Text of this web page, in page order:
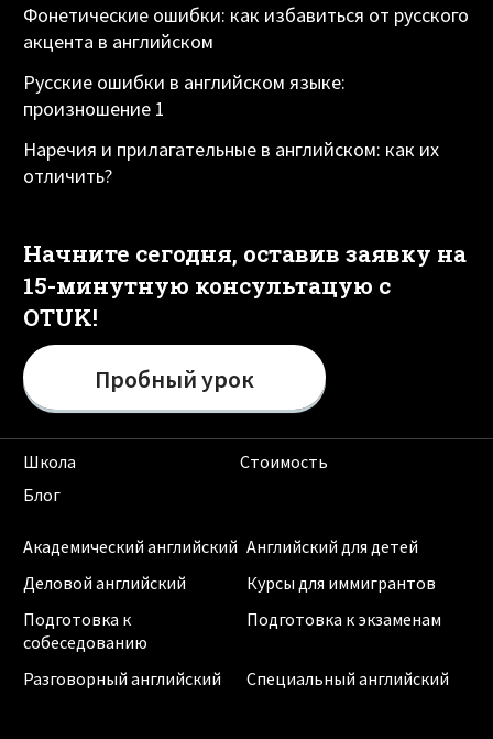
Фонетические ошибки: как избавиться от русского
акцента в английском
Русские ошибки в английском языке:
произношение 1
Наречия и прилагательные в английском: как их
отличить?
Начните сегодня, оставив заявку на
15-минутную консультацую с
OTUK!
Пробный урок
Школа
Стоимость
Блог
Академический английский Английский для детей
Деловой английский
Курсы для иммигрантов
Подготовка к
собеседованию
Подготовка к экзаменам
Разговорный английский Специальный английский